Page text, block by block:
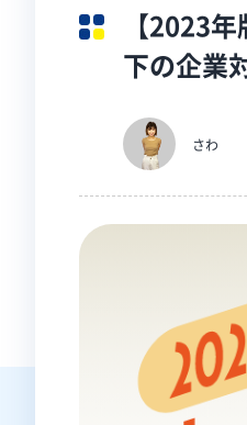
【2023
下の企業
さわ